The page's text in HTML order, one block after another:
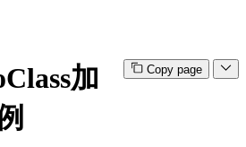
Copy page
加